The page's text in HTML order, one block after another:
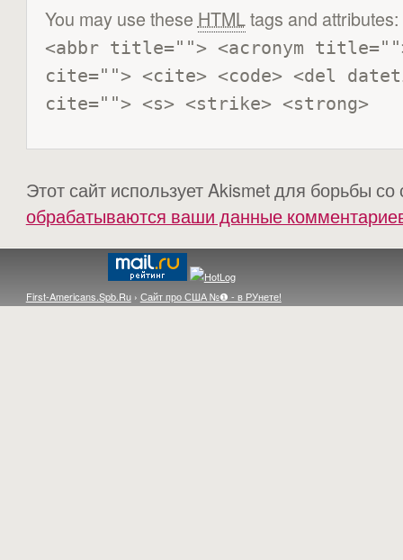
You may use these HTMLtags and attributes:
<abbr title=""> <acronym
cite=""> <cite> <code> <del
cite=""> <s> <strike> <strong>
Этот сайт использует Akismet для борьбы
обрабатываются ваши данные
First-Americans.Spb.Ru› Сайт про США №❶ - в РУнете!